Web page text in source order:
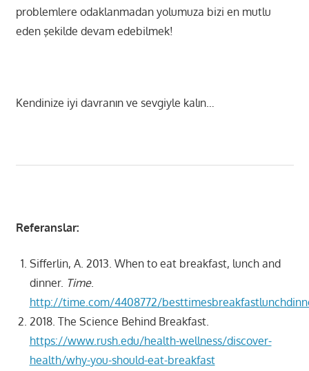
problemlere odaklanmadan yolumuza bizi en mutlu
eden şekilde devam edebilmek!
Kendinize iyi davranın ve sevgiyle kalın…
Referanslar:
Sifferlin, A. 2013. When to eat breakfast, lunch and
dinner. Time.
http://time.com/4408772/
2018. The Science Behind Breakfast.
https://www.rush.edu/health-wellness/discover-
health/why-you-should-eat-breakfast